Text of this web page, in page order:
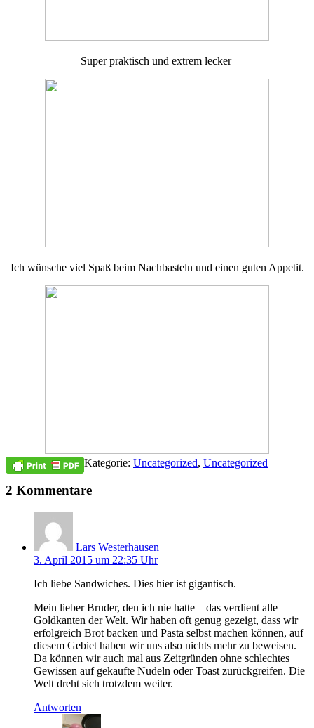
Super praktisch und extrem lecker
Ich wünsche viel Spaß beim Nachbasteln und einen guten Appetit.
Kategorie: Uncategorized, Uncategorized
2 Kommentare
Lars Westerhausen
3. April 2015 um 22:35 Uhr
Ich liebe Sandwiches. Dies hier ist gigantisch.
Mein lieber Bruder, den ich nie hatte – das verdient alle
Goldkanten der Welt. Wir haben oft genug gezeigt, dass wir
erfolgreich Brot backen und Pasta selbst machen können, auf
diesem Gebiet haben wir uns also nichts mehr zu beweisen.
Da können wir auch mal aus Zeitgründen ohne schlechtes
Gewissen auf gekaufte Nudeln oder Toast zurückgreifen. Die
Welt dreht sich trotzdem weiter.
Antworten